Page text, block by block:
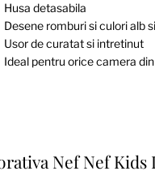
Husa detasabila
Desene romburi si culori alb
Usor de curatat si intretinut
Ideal pentru orice camera
Nef Nef Kids